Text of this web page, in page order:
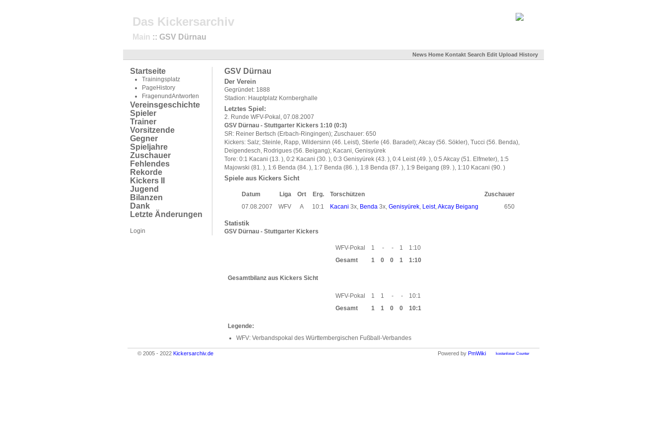
Das Kickersarchiv
Main :: GSV Dürnau
News Home Kontakt Search Edit Upload History
Startseite
Trainingsplatz
PageHistory
FragenundAntworten
Vereinsgeschichte
Spieler
Trainer
Vorsitzende
Gegner
Spieljahre
Zuschauer
Fehlendes
Rekorde
Kickers II
Jugend
Bilanzen
Dank
Letzte Änderungen
Login
GSV Dürnau
Der Verein
Gegründet: 1888
Stadion: Hauptplatz Kornberghalle
Letztes Spiel:
2. Runde WFV-Pokal, 07.08.2007
GSV Dürnau - Stuttgarter Kickers 1:10 (0:3)
SR: Reiner Bertsch (Erbach-Ringingen); Zuschauer: 650
Kickers: Salz; Steinle, Rapp, Wildersinn (46. Leist), Stierle (46. Baradel); Akcay (56. Sökler), Tucci (56. Benda),
Deigendesch, Rodrigues (56. Beigang); Kacani, Genisyürek
Tore: 0:1 Kacani (13. ), 0:2 Kacani (30. ), 0:3 Genisyürek (43. ), 0:4 Leist (49. ), 0:5 Akcay (51. Elfmeter), 1:5
Majowski (81. ), 1:6 Benda (84. ), 1:7 Benda (86. ), 1:8 Benda (87. ), 1:9 Beigang (89. ), 1:10 Kacani (90. )
Spiele aus Kickers Sicht
Datum Liga Ort Erg. Torschützen
Zuschauer
07.08.2007
WFV A 10:1 Kacani 3x, Benda 3x, Genisyürek, Leist,Akcay Beigang 650
Statistik
GSV Dürnau - Stuttgarter Kickers
WFV-Pokal 1 - - 1
1:10
Gesamt
1 0 0 1 1:10
Gesamtbilanz aus Kickers Sicht
WFV-Pokal 1 1 - -
10:1
Gesamt
1 1 0 0 10:1
Legende:
WFV: Verbandspokal des Württembergischen Fußball-Verbandes
© 2005 - 2022 Kickersarchiv.de kostenloser Counter
Powered by PmWiki